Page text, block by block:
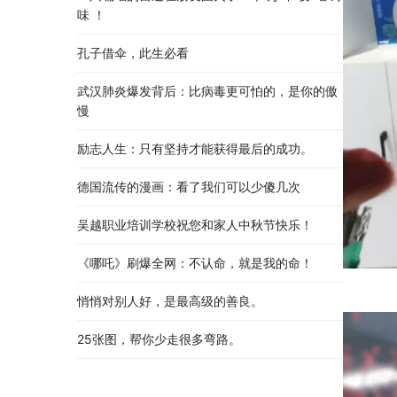
味 ！
孔子借伞，此生必看
武汉肺炎爆发背后：比病毒更可怕的，是你的傲
慢
励志人生：只有坚持才能获得最后的成功。
德国流传的漫画：看了我们可以少傻几次
吴越职业培训学校祝您和家人中秋节快乐​！​
《哪吒》刷爆全网：不认命，就是我的命！
悄悄对别人好，是最高级的善良。
25张图，帮你少走很多弯路。